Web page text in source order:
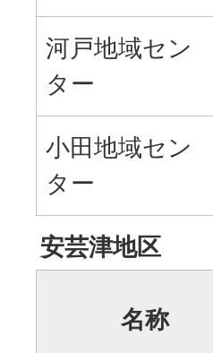
河戸地域セン
ター
小田地域セン
ター
安芸津地区
名称